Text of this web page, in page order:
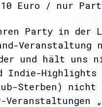
Euro / nur
Party in der
Veranstaltung
und hält uns
Indie-
Sterben) nicht
„